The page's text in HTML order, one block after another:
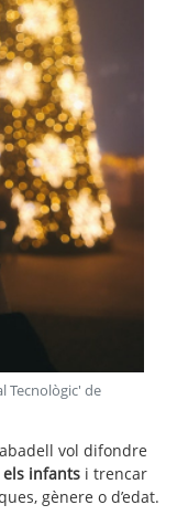
Tecnològic' de
vol difondre
els infants i trencar
gènere o d’edat.